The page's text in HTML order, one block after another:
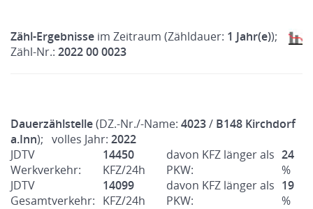
Zähl-Ergebnisse im Zeitraum (Zähldauer: 1 Jahr(e));
Zähl-Nr.: 2022 00 0023
Dauerzählstelle(DZ.-Nr./-Name: 4023/ B148 Kirchdorf
a.Inn); volles Jahr: 2022
JDTV
Werkverkehr:
14450
KFZ/24h
davon KFZ länger als
PKW:
24
%
JDTV
Gesamtverkehr:
14099
KFZ/24h
davon KFZ länger als
PKW:
19
%